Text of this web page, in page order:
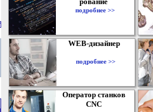
подробнее >>
WEB-дизайнер
подробнее >>
Оператор станков
CNC